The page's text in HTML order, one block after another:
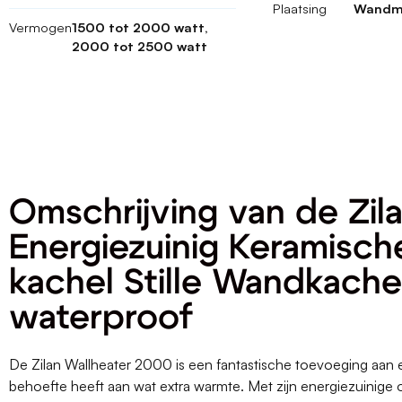
Vermogen1500 tot 2000 watt,
2000 tot 2500 watt
Plaatsing
Omschrijving van de
Energiezuinig
kachel Stille
waterproof
De Zilan Wallheater 2000 is een fantastische toevoeging aan
behoefte heeft aan wat extra warmte. Met zijn energiezuinige